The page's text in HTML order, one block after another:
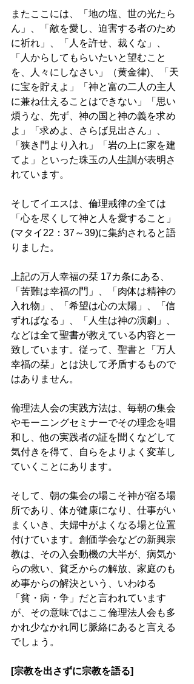
またここには、「地の塩、世の光たら
ん」、「敵を愛し、迫害する者のため
に祈れ」、「人を許せ、裁くな」、
「人からしてもらいたいと望むこと
を、人々にしなさい」（黄金律)、「天
に宝を貯えよ」「神と富の二人の主人
に兼ね仕えることはできない」「思い
煩うな、先ず、神の国と神の義を求め
よ」「求めよ、さらば見出さん」、
「狭き門より入れ」「岩の上に家を建
てよ」といった珠玉の人生訓が表明さ
れています。
そしてイエスは、倫理戒律の全ては
「心を尽くして神と人を愛すること」
(マタイ22：37～39)に集約されると語
りました。
上記の万人幸福の栞 17カ条にある、
「苦難は幸福の門」、「肉体は精神の
入れ物」、「希望は心の太陽」、「信
ずればなる」、「人生は神の演劇」、
などは全て聖書が教えている内容と一
致しています。従って、聖書と「万人
幸福の栞」とは決して矛盾するもので
はありません。
倫理法人会の実践方法は、毎朝の集会
やモーニングセミナーでその理念を唱
和し、他の実践者の証を聞くなどして
気付きを得て、自らをよりよく変革し
ていくことにあります。
そして、朝の集会の場こそ神が宿る場
所であり、体が健康になり、仕事がい
まくいき、夫婦中がよくなる場と位置
付けています。創価学会などの新興宗
教は、その入会動機の大半が、病気か
らの救い、貧乏からの解放、家庭のも
め事からの解決という、いわゆる
「貧・病・争」だと言われています
が、その意味ではここ倫理法人会も多
かれ少なかれ同じ脈絡にあると言える
でしょう。
[宗教を出さずに宗教を語る]